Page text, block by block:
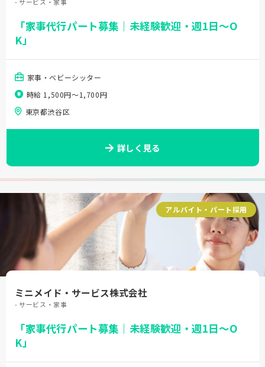
「家事代行パート募集｜未経験歓迎・週1日～O
K」
家事・ベビーシッター
時給 1,500円〜1,700円
東京都渋谷区
詳しく見る
アルバイト・パート採用
ミニメイド・サービス株式会社
- サービス・家事
「家事代行パート募集｜未経験歓迎・週1日～O
K」